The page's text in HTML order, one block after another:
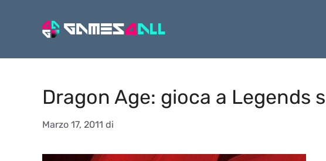
Dragon Age: gioca a Legends
Marzo 17, 2011 di